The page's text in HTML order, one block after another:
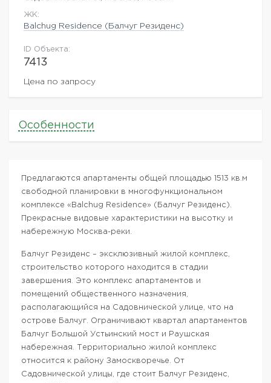
ЖK:
Balchug Residence (Балчуг Резиденс)
ID Объекта:
7413
Цена по запросу
Особенности
Предлагаются апартаменты общей площадью 1513 кв.м
свободной планировки в многофункциональном
комплексе «Balchug Residence» (Балчуг Резиденс).
Прекрасные видовые характеристики на высотку и
набережную Москва-реки.
Балчуг Резиденс – эксклюзивный жилой комплекс,
строительство которого находится в стадии
завершения. Это комплекс апартаментов и
помещений общественного назначения,
располагающийся на Садовнической улице, что на
острове Балчуг. Ограничивают квартал апартаментов
Балчуг Большой Устьинский мост и Раушская
набережная. Территориально жилой комплекс
относится к району Замоскворечье. От
Садовнической улицы, где стоит Балчуг Резиденс,